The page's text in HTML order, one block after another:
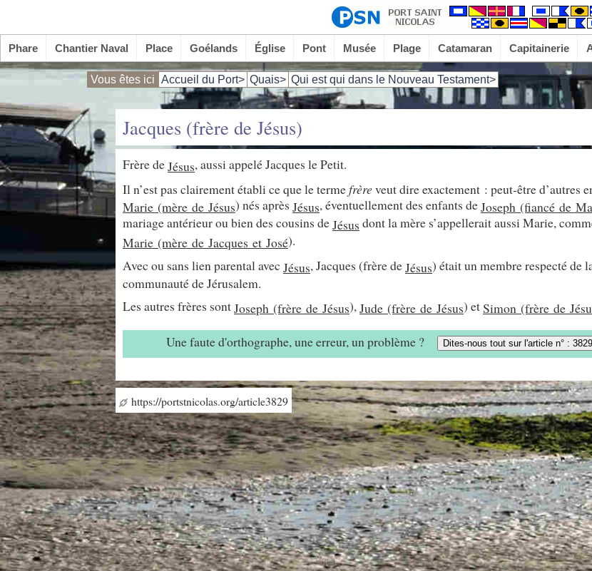
Phare Chantier Naval Place Goélands Église Pont Musée Plage Catamaran Capitainerie
Vous êtes ici Accueil du Port> Quais> Qui est qui dans le Nouveau Testament>
Jacques (frère de Jésus)
Frère deJésus, aussi appelé Jacques le Petit.
Il n’est pas clairement établi ce que le termefrèreveut dire exactement : peut-être d’autres
Marie (mère de Jésus) nés après Jésus, éventuellement des enfants deJoseph (fiancé de
mariage antérieur ou bien des cousins deJésus dont la mère s’appellerait aussi Marie,
Marie (mère de Jacques et José).
Avec ou sans lien parental avec Jésus, Jacques (frère deJésus) était un membre respecté de
communauté de Jérusalem.
Les autres frères sontJoseph (frère de Jésus),Jude (frère de Jésus) etSimon (frère de
Une faute d'orthographe, une erreur, un problème ? Dites-nous tout sur l'article n° : 3829
https://portstnicolas.org/article3829